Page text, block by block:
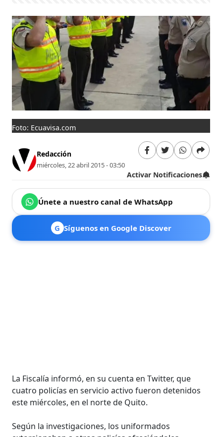
Foto: Ecuavisa.com
Redacción
miércoles, 22 abril 2015 - 03:50
Activar Notificaciones
Únete a nuestro canal de WhatsApp
G Síguenos en Google Discover
La Fiscalía informó, en su cuenta en Twitter, que
cuatro policías en servicio activo fueron detenidos
este miércoles, en el norte de Quito.
Según la investigaciones, los uniformados